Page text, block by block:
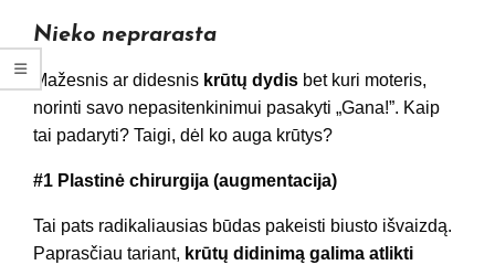
Nieko neprarasta
Mažesnis ar didesnis krūtų dydis bet kuri moteris,
norinti savo nepasitenkinimui pasakyti „Gana!”. Kaip
tai padaryti? Taigi, dėl ko auga krūtys?
#1 Plastinė chirurgija (augmentacija)
Tai pats radikaliausias būdas pakeisti biusto išvaizdą.
Paprasčiau tariant, krūtų didinimą galima atlikti